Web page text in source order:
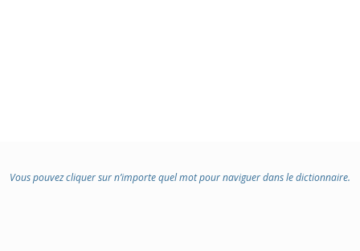
Vous pouvez cliquer sur n’importe quel mot pour naviguer dans le dictionnaire.